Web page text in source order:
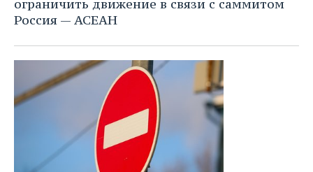
ограничить движение в связи с саммитом
Россия — АСЕАН